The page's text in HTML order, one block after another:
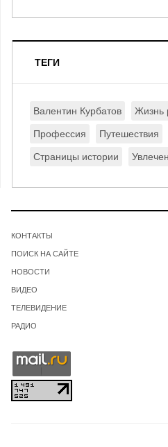
ТЕГИ
Валентин Курбатов Жизнь
Профессия Путешествия
Страницы истории
КОНТАКТЫ
ПОИСК НА САЙТЕ
НОВОСТИ
ВИДЕО
ТЕЛЕВИДЕНИЕ
РАДИО